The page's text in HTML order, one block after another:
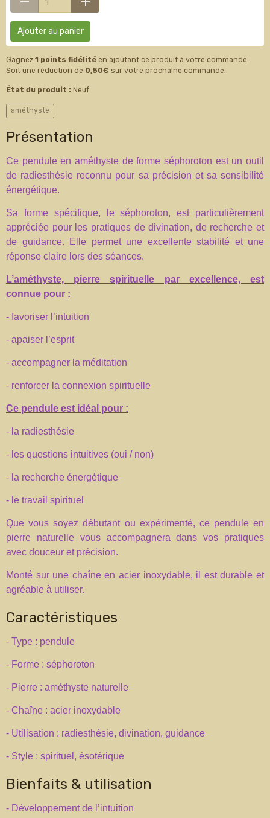
Ajouter au panier
Gagnez 1 points fidélité en ajoutant ce produit à votre commande.
Soit une réduction de 0,50€ sur votre prochaine commande.
État du produit : Neuf
améthyste
Présentation
Ce pendule en améthyste de forme séphoroton est un outil
de radiesthésie reconnu pour sa précision et sa sensibilité
énergétique.
Sa forme spécifique, le séphoroton, est particulièrement
appréciée pour les pratiques de divination, de recherche et
de guidance. Elle permet une excellente stabilité et une
réponse claire lors des séances.
L’améthyste, pierre spirituelle par excellence, est
connue pour :
- favoriser l’intuition
- apaiser l’esprit
- accompagner la méditation
- renforcer la connexion spirituelle
Ce pendule est idéal pour :
- la radiesthésie
- les questions intuitives (oui / non)
- la recherche énergétique
- le travail spirituel
Que vous soyez débutant ou expérimenté, ce pendule en
pierre naturelle vous accompagnera dans vos pratiques
avec douceur et précision.
Monté sur une chaîne en acier inoxydable, il est durable et
agréable à utiliser.
Caractéristiques
- Type : pendule
- Forme : séphoroton
- Pierre : améthyste naturelle
- Chaîne : acier inoxydable
- Utilisation : radiesthésie, divination, guidance
- Style : spirituel, ésotérique
Bienfaits & utilisation
- Développement de l’intuition